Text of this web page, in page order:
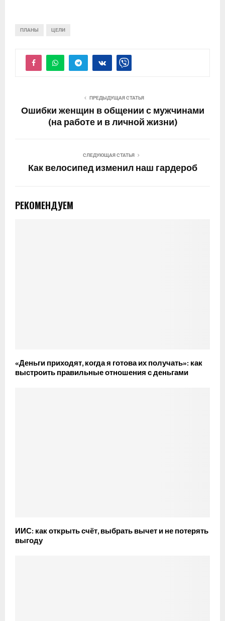
ПЛАНЫ ЦЕЛИ
ПРЕДЫДУЩАЯ СТАТЬЯ
Ошибки женщин в общении с мужчинами
(на работе и в личной жизни)
СЛЕДУЮЩАЯ СТАТЬЯ
Как велосипед изменил наш гардероб
РЕКОМЕНДУЕМ
«Деньги приходят, когда я готова их получать»: как
выстроить правильные отношения с деньгами
ИИС: как открыть счёт, выбрать вычет и не потерять
выгоду